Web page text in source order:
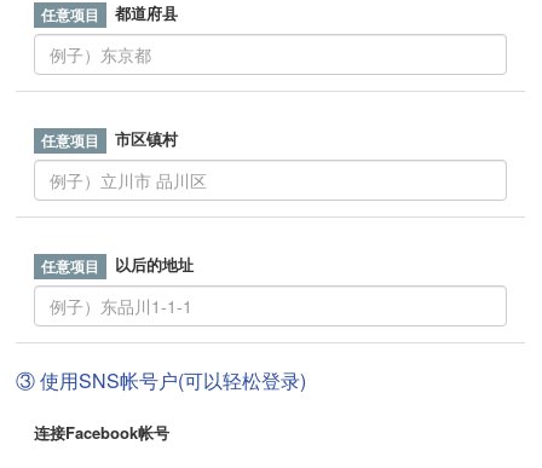
都道府县
市区镇村
以后的地址
③ 使用SNS帐号户(可以轻松登录)
连接Facebook帐号